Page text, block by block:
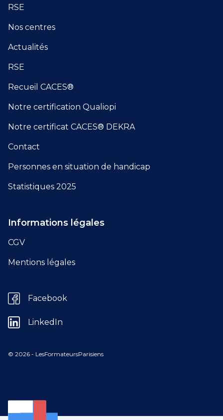
RSE
Nos centres
Actualités
RSE
Recueil CACES®
Notre certification Qualiopi
Notre certificat CACES® DEKRA
Contact
Personnes en situation de handicap
Statistiques 2025
Informations légales
CGV
Mentions légales
Facebook
LinkedIn
© 2026 - LesFormateursParisiens